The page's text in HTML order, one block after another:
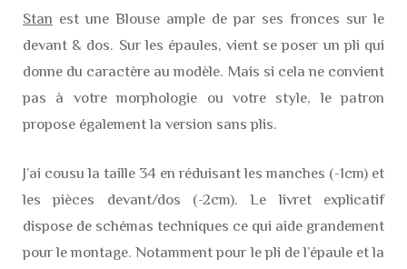
Stan est une Blouse ample de par ses fronces sur le
devant & dos. Sur les épaules, vient se poser un pli qui
donne du caractère au modèle. Mais si cela ne convient
pas à votre morphologie ou votre style, le patron
propose également la version sans plis.
J’ai cousu la taille 34 en réduisant les manches (-1cm) et
les pièces devant/dos (-2cm). Le livret explicatif
dispose de schémas techniques ce qui aide grandement
pour le montage. Notamment pour le pli de l’épaule et la